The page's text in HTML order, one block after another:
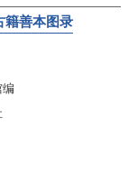
籍善本图录
编